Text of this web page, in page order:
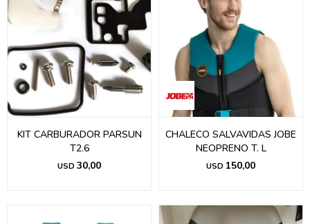
KIT CARBURADOR PARSUN
T2.6
USD 30,00
CHALECO SALVAVIDAS JOBE
NEOPRENO T. L
USD 150,00